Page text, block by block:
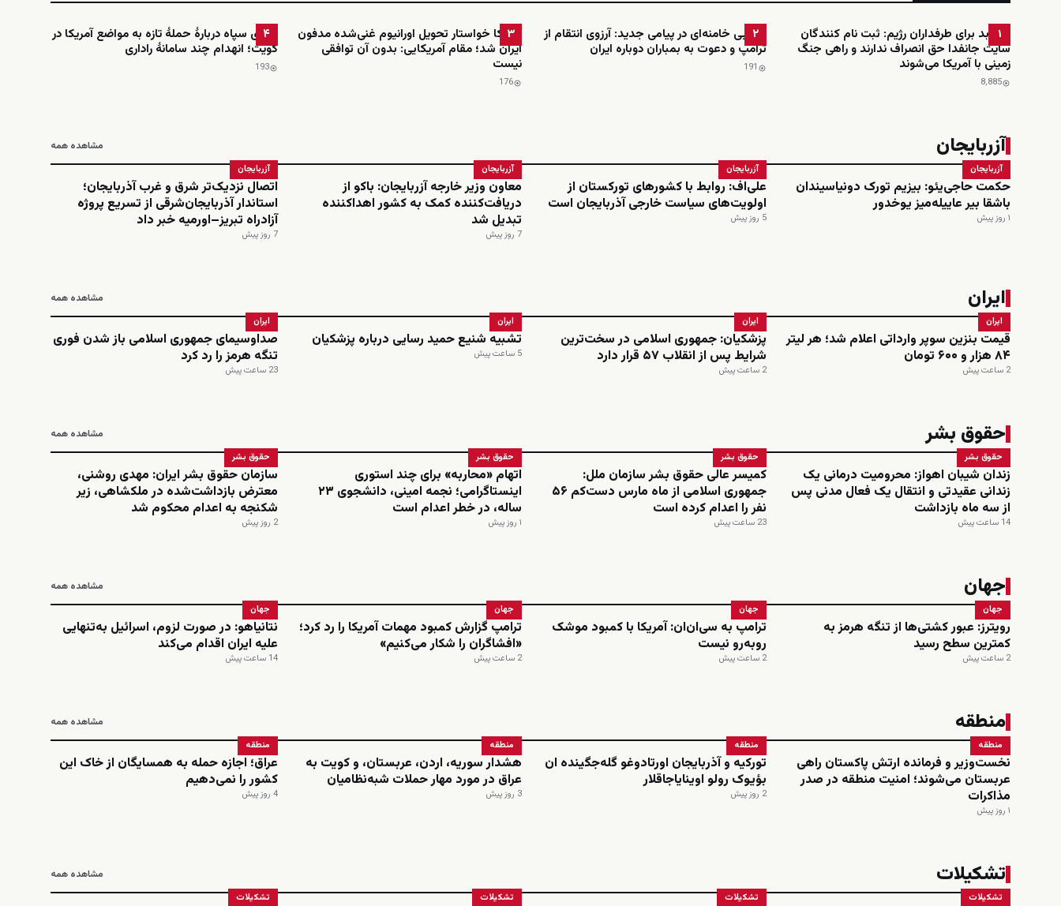
۱
خبر بد برای طرفداران رژیم: ثبت نام کنندگان
سایت جانفدا حق انصراف ندارند و راهی جنگ
زمینی با آمریکا می‌شوند
8٬885
۲
مجتبی خامنه‌ای در پیامی جدید: آرزوی انتقام از
ترامپ و دعوت به بمباران دوباره ایران
191
۳
آمریکا خواستار تحویل اورانیوم غنی‌شده مدفون
ایران شد؛ مقام آمریکایی: بدون آن توافقی
نیست
176
۴
ادعای سپاه دربارهٔ حملهٔ تازه به مواضع آمریکا در
کویت؛ انهدام چند سامانهٔ راداری
193
آزربایجان مشاهده همه
آزربایجان
حکمت حاجی‌یئو: بیزیم تورک دونیاسیندان
باشقا بیر عاییله‌میز یوخدور
۱ روز پیش
آزربایجان
علی‌اف: روابط با کشورهای تورکستان از
اولویت‌های سیاست خارجی آذربایجان است
5 روز پیش
آزربایجان
معاون وزیر خارجه آزربایجان: باکو از
دریافت‌کننده کمک به کشور اهداکننده
تبدیل شد
7 روز پیش
آزربایجان
اتصال نزدیک‌تر شرق و غرب آذربایجان؛
استاندار آذربایجان‌شرقی از تسریع پروژه
آزادراه تبریز–اورمیه خبر داد
7 روز پیش
ایران مشاهده همه
ایران
قیمت بنزین سوپر وارداتی اعلام شد؛ هر لیتر
۸۴ هزار و ۶۰۰ تومان
2 ساعت پیش
ایران
پزشکیان: جمهوری اسلامی در سخت‌ترین
شرایط پس از انقلاب ۵۷ قرار دارد
2 ساعت پیش
ایران
تشبیه شنیع حمید رسایی درباره پزشکیان
5 ساعت پیش
ایران
صداوسیمای جمهوری اسلامی باز شدن فوری
تنگه هرمز را رد کرد
23 ساعت پیش
حقوق بشر مشاهده همه
حقوق بشر
زندان شیبان اهواز: محرومیت درمانی یک
زندانی عقیدتی و انتقال یک فعال مدنی پس
از سه ماه بازداشت
14 ساعت پیش
حقوق بشر
کمیسر عالی حقوق بشر سازمان ملل:
جمهوری اسلامی از ماه مارس دست‌کم ۵۶
نفر را اعدام کرده است
23 ساعت پیش
حقوق بشر
اتهام «محاربه» برای چند استوری
اینستاگرامی؛ نجمه امینی، دانشجوی ۲۳
ساله، در خطر اعدام است
۱ روز پیش
حقوق بشر
سازمان حقوق بشر ایران: مهدی روشنی،
معترض بازداشت‌شده در ملکشاهی، زیر
شکنجه به اعدام محکوم شد
2 روز پیش
جهان مشاهده همه
جهان
رویترز: عبور کشتی‌ها از تنگه هرمز به
کمترین سطح رسید
2 ساعت پیش
جهان
ترامپ به سی‌ان‌ان: آمریکا با کمبود موشک
روبه‌رو نیست
2 ساعت پیش
جهان
ترامپ گزارش کمبود مهمات آمریکا را رد کرد؛
«افشاگران را شکار می‌کنیم»
2 ساعت پیش
جهان
نتانیاهو: در صورت لزوم، اسرائیل به‌تنهایی
علیه ایران اقدام می‌کند
14 ساعت پیش
منطقه مشاهده همه
منطقه
نخست‌وزیر و فرمانده ارتش پاکستان راهی
عربستان می‌شوند؛ امنیت منطقه در صدر
مذاکرات
۱ روز پیش
منطقه
تورکیه و آذربایجان اورتادوغو گله‌جگینده ان
بؤیوک رولو اوینایاجاقلار
2 روز پیش
منطقه
هشدار سوریه، اردن، عربستان، و کویت به
عراق در مورد مهار حملات شبه‌نظامیان
3 روز پیش
منطقه
عراق؛ اجازه حمله به همسایگان از خاک این
کشور را نمی‌دهیم
4 روز پیش
تشکیلات مشاهده همه
تشکیلات تشکیلات تشکیلات تشکیلات